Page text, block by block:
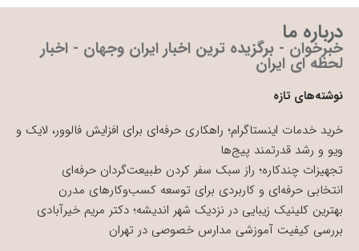
درباره ما
خبرخوان - برگزیده ترین اخبار ایران وجهان - اخبار
لحظه ای ایران
نوشته‌های تازه
خرید خدمات اینستاگرام؛ راهکاری حرفه‌ای برای افزایش فالوور، لایک و
ویو و رشد قدرتمند پیج‌ها
تجهیزات چندکاره؛ راز سبک سفر کردن طبیعت‌گردان حرفه‌ای
انتخابی حرفه‌ای و کاربردی برای توسعه کسب‌وکارهای مدرن
بهترین کلینیک زیبایی در نزدیک شهر اندیشه؛ دکتر مریم خیرآبادی
بررسی کیفیت آموزشی مدارس خصوصی در تهران